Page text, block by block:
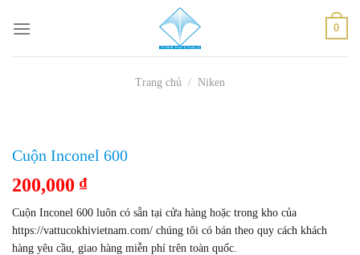
0
Trang chủ / Niken
Cuộn Inconel 600
200,000 ₫
Cuộn Inconel 600 luôn có sẵn tại cửa hàng hoặc trong kho của
https://vattucokhivietnam.com/ chúng tôi có bán theo quy cách khách
hàng yêu cầu, giao hàng miễn phí trên toàn quốc.